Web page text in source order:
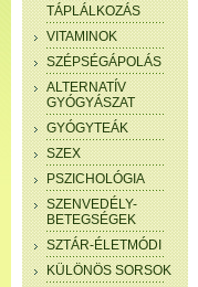
TÁPLÁLKOZÁS
VITAMINOK
SZÉPSÉGÁPOLÁS
ALTERNATÍV
GYÓGYÁSZAT
GYÓGYTEÁK
SZEX
PSZICHOLÓGIA
SZENVEDÉLY-
BETEGSÉGEK
SZTÁR-ÉLETMÓDI
KÜLÖNÖS SORSOK